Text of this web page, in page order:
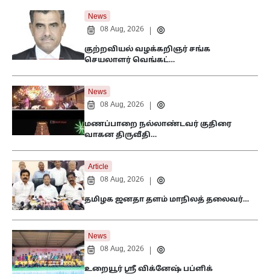
News
08 Aug, 2026
குற்றவியல் வழக்கறிஞர் சங்க
செயலாளர் வெங்கட்…
News
08 Aug, 2026
மணப்பாறை நல்லாண்டவர் குதிரை
வாகன திருவீதி…
Article
08 Aug, 2026
தமிழக ஜனதா தளம் மாநிலத் தலைவர்…
News
08 Aug, 2026
உறையூர் ஸ்ரீ விக்னேஷ் பப்ளிக்